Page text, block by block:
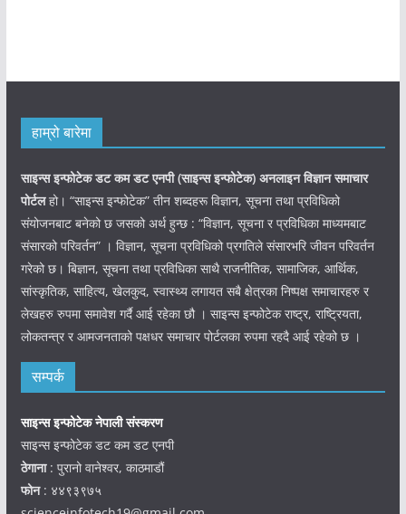
हाम्रो बारेमा
साइन्स इन्फोटेक डट कम डट एनपी (साइन्सइन्फोटेक) अनलाइन विज्ञान समाचार
पोर्टलहो। “साइन्स इन्फोटेक” तीन शब्दहरू विज्ञान, सूचना तथा प्रविधिको
संयोजनबाट बनेको छ जसको अर्थ हुन्छ : “विज्ञान, सूचना र प्रविधिका माध्यमबाट
संसारको परिवर्तन” । विज्ञान, सूचना प्रविधिको प्रगतिले संसारभरि जीवन परिवर्तन
गरेको छ। बिज्ञान, सूचना तथा प्रविधिका साथै राजनीतिक, सामाजिक, आर्थिक,
सांस्कृतिक, साहित्य, खेलकुद, स्वास्थ्य लगायत सबै क्षेत्रका निष्पक्ष समाचारहरु र
लेखहरु रुपमा समावेश गर्दै आई रहेका छौ । साइन्स इन्फोटेक राष्ट्र, राष्ट्रियता,
लोकतन्त्र र आमजनताको पक्षधर समाचार पोर्टलका रुपमा रहदै आई रहेको छ ।
सम्पर्क
साइन्स इन्फोटेक नेपाली संस्करण
साइन्स इन्फोटेक डट कम डट एनपी
ठेगाना: पुरानो वानेश्वर, काठमाडौं
फोन: ४४९३९७५